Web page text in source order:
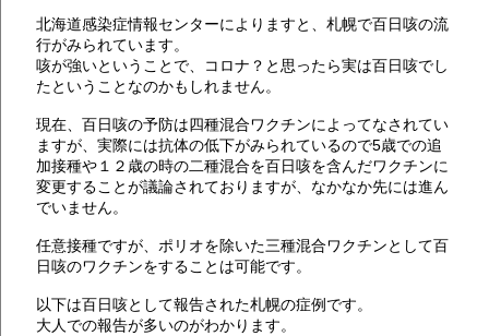
北海道感染症情報センターによりますと、札幌で百日咳の流
行がみられています。
咳が強いということで、コロナ？と思ったら実は百日咳でし
たということなのかもしれません。
現在、百日咳の予防は四種混合ワクチンによってなされてい
ますが、実際には抗体の低下がみられているので5歳での追
加接種や１２歳の時の二種混合を百日咳を含んだワクチンに
変更することが議論されておりますが、なかなか先には進ん
でいません。
任意接種ですが、ポリオを除いた三種混合ワクチンとして百
日咳のワクチンをすることは可能です。
以下は百日咳として報告された札幌の症例です。
大人での報告が多いのがわかります。